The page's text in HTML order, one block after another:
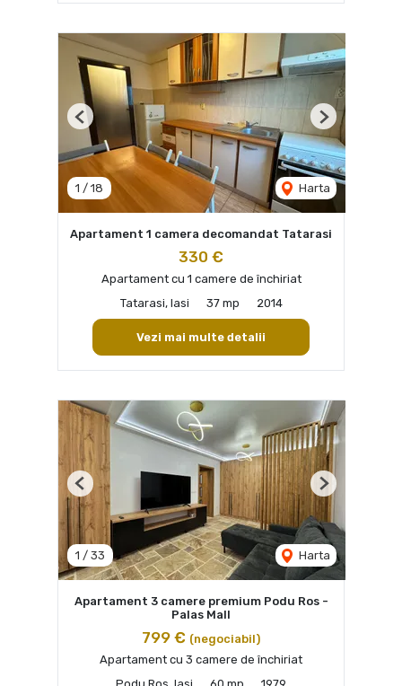
1 / 18 Harta
Previous Next
Apartament 1 camera decomandat Tatarasi
330 €
Apartament cu 1 camere de închiriat
Tatarasi, Iasi
37 mp 2014
Vezi mai multe detalii
1 / 33 Harta
Previous Next
Apartament 3 camere premium Podu Ros -
Palas Mall
799 € (negociabil)
Apartament cu 3 camere de închiriat